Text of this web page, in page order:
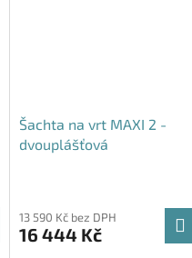
Šachta na vrt MAXI 2 -
dvouplášťová
13 590 Kč bez DPH
16 444 Kč